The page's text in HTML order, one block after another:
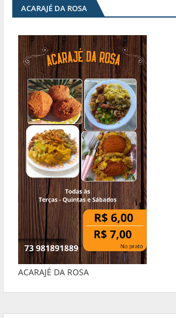
ACARAJÉ DA ROSA
ACARAJÉ DA ROSA